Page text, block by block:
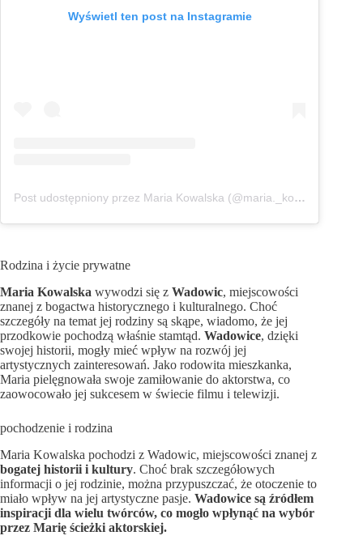
Wyświetl ten post na Instagramie
Post udostępniony przez Maria Kowalska (@maria._kowalska)
Rodzina i życie prywatne
Maria Kowalska wywodzi się z Wadowic, miejscowości
znanej z bogactwa historycznego i kulturalnego. Choć
szczegóły na temat jej rodziny są skąpe, wiadomo, że jej
przodkowie pochodzą właśnie stamtąd. Wadowice, dzięki
swojej historii, mogły mieć wpływ na rozwój jej
artystycznych zainteresowań. Jako rodowita mieszkanka,
Maria pielęgnowała swoje zamiłowanie do aktorstwa, co
zaowocowało jej sukcesem w świecie filmu i telewizji.
pochodzenie i rodzina
Maria Kowalska pochodzi z Wadowic, miejscowości znanej z
bogatej historii i kultury. Choć brak szczegółowych
informacji o jej rodzinie, można przypuszczać, że otoczenie to
miało wpływ na jej artystyczne pasje. Wadowice są źródłem
inspiracji dla wielu twórców, co mogło wpłynąć na wybór
przez Marię ścieżki aktorskiej.